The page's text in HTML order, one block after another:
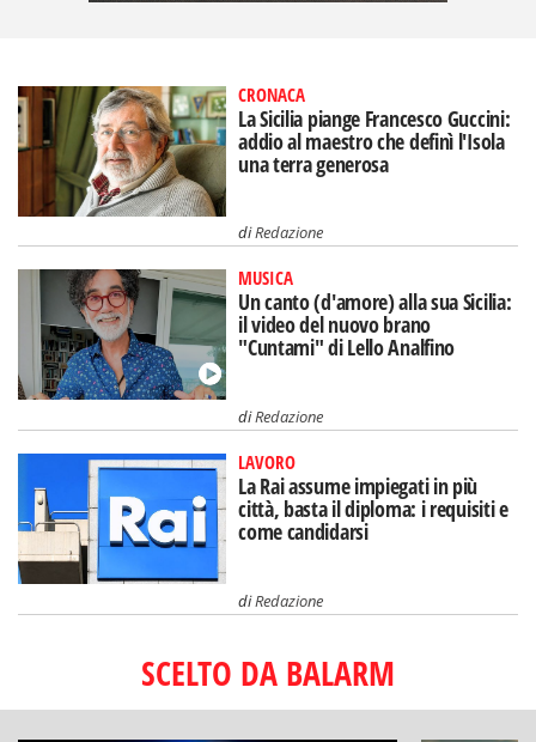
CRONACA
La Sicilia piange Francesco Guccini:
addio al maestro che definì l'Isola
una terra generosa
diRedazione
MUSICA
Un canto (d'amore) alla sua Sicilia:
il video del nuovo brano
"Cuntami" di Lello Analfino
diRedazione
LAVORO
La Rai assume impiegati in più
città, basta il diploma: i requisiti e
come candidarsi
diRedazione
SCELTO DA BALARM